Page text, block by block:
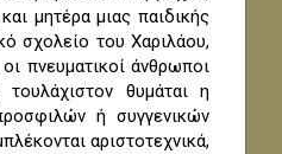
μητέρα μιας παιδικής
σχολείο του Χαριλάου,
πνευματικοί άνθρωποι
θυμάται η
ή συγγενικών
αριστοτεχνικά,